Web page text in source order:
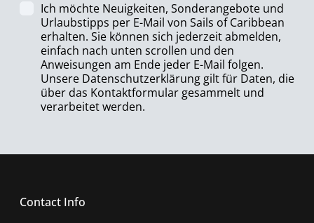
Ich möchte Neuigkeiten, Sonderangebote und
Urlaubstipps per E-Mail von Sails of Caribbean
erhalten. Sie können sich jederzeit abmelden,
einfach nach unten scrollen und den
Anweisungen am Ende jeder E-Mail folgen.
Unsere Datenschutzerklärung gilt für Daten, die
über das Kontaktformular gesammelt und
verarbeitet werden.
Contact Info